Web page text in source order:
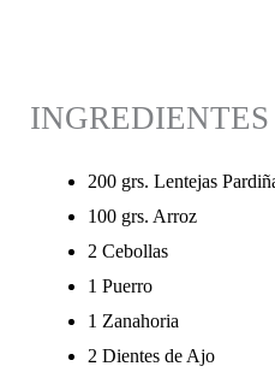
INGREDIENTES
200 grs. Lentejas
100 grs. Arroz
2 Cebollas
1 Puerro
1 Zanahoria
2 Dientes de Ajo